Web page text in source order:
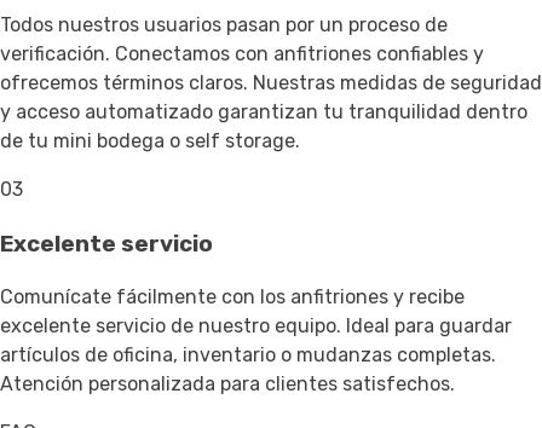
Todos nuestros usuarios pasan por un proceso de
verificación. Conectamos con anfitriones confiables y
ofrecemos términos claros. Nuestras medidas de seguridad
y acceso automatizado garantizan tu tranquilidad dentro
de tu mini bodega o self storage.
03
Excelente servicio
Comunícate fácilmente con los anfitriones y recibe
excelente servicio de nuestro equipo. Ideal para guardar
artículos de oficina, inventario o mudanzas completas.
Atención personalizada para clientes satisfechos.